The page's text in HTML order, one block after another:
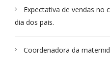
Expectativa de vendas no
dia dos pais.
Coordenadora da